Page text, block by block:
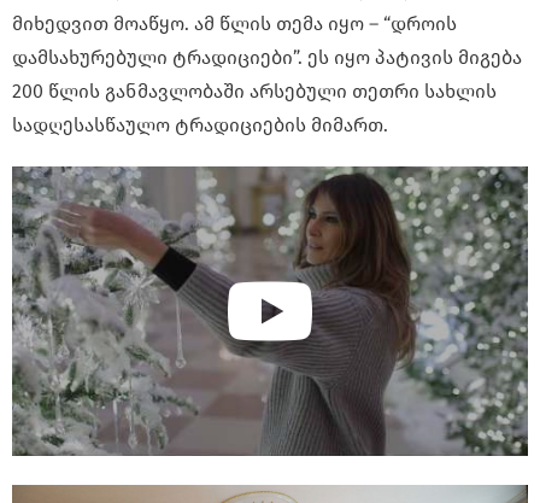
მიხედვით მოაწყო. ამ წლის თემა იყო – “დროის
დამსახურებული ტრადიციები”. ეს იყო პატივის მიგება
200 წლის განმავლობაში არსებული თეთრი სახლის
სადღესასწაულო ტრადიციების მიმართ.